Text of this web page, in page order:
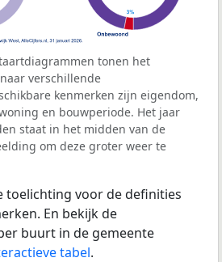
tonen het
verschillende
kenmerken zijn eigendom,
en bouwperiode. Het jaar
staat in het midden van de
om deze groter weer te
toelichting voor de definities
En bekijk de
buurt in de gemeente
tabel.